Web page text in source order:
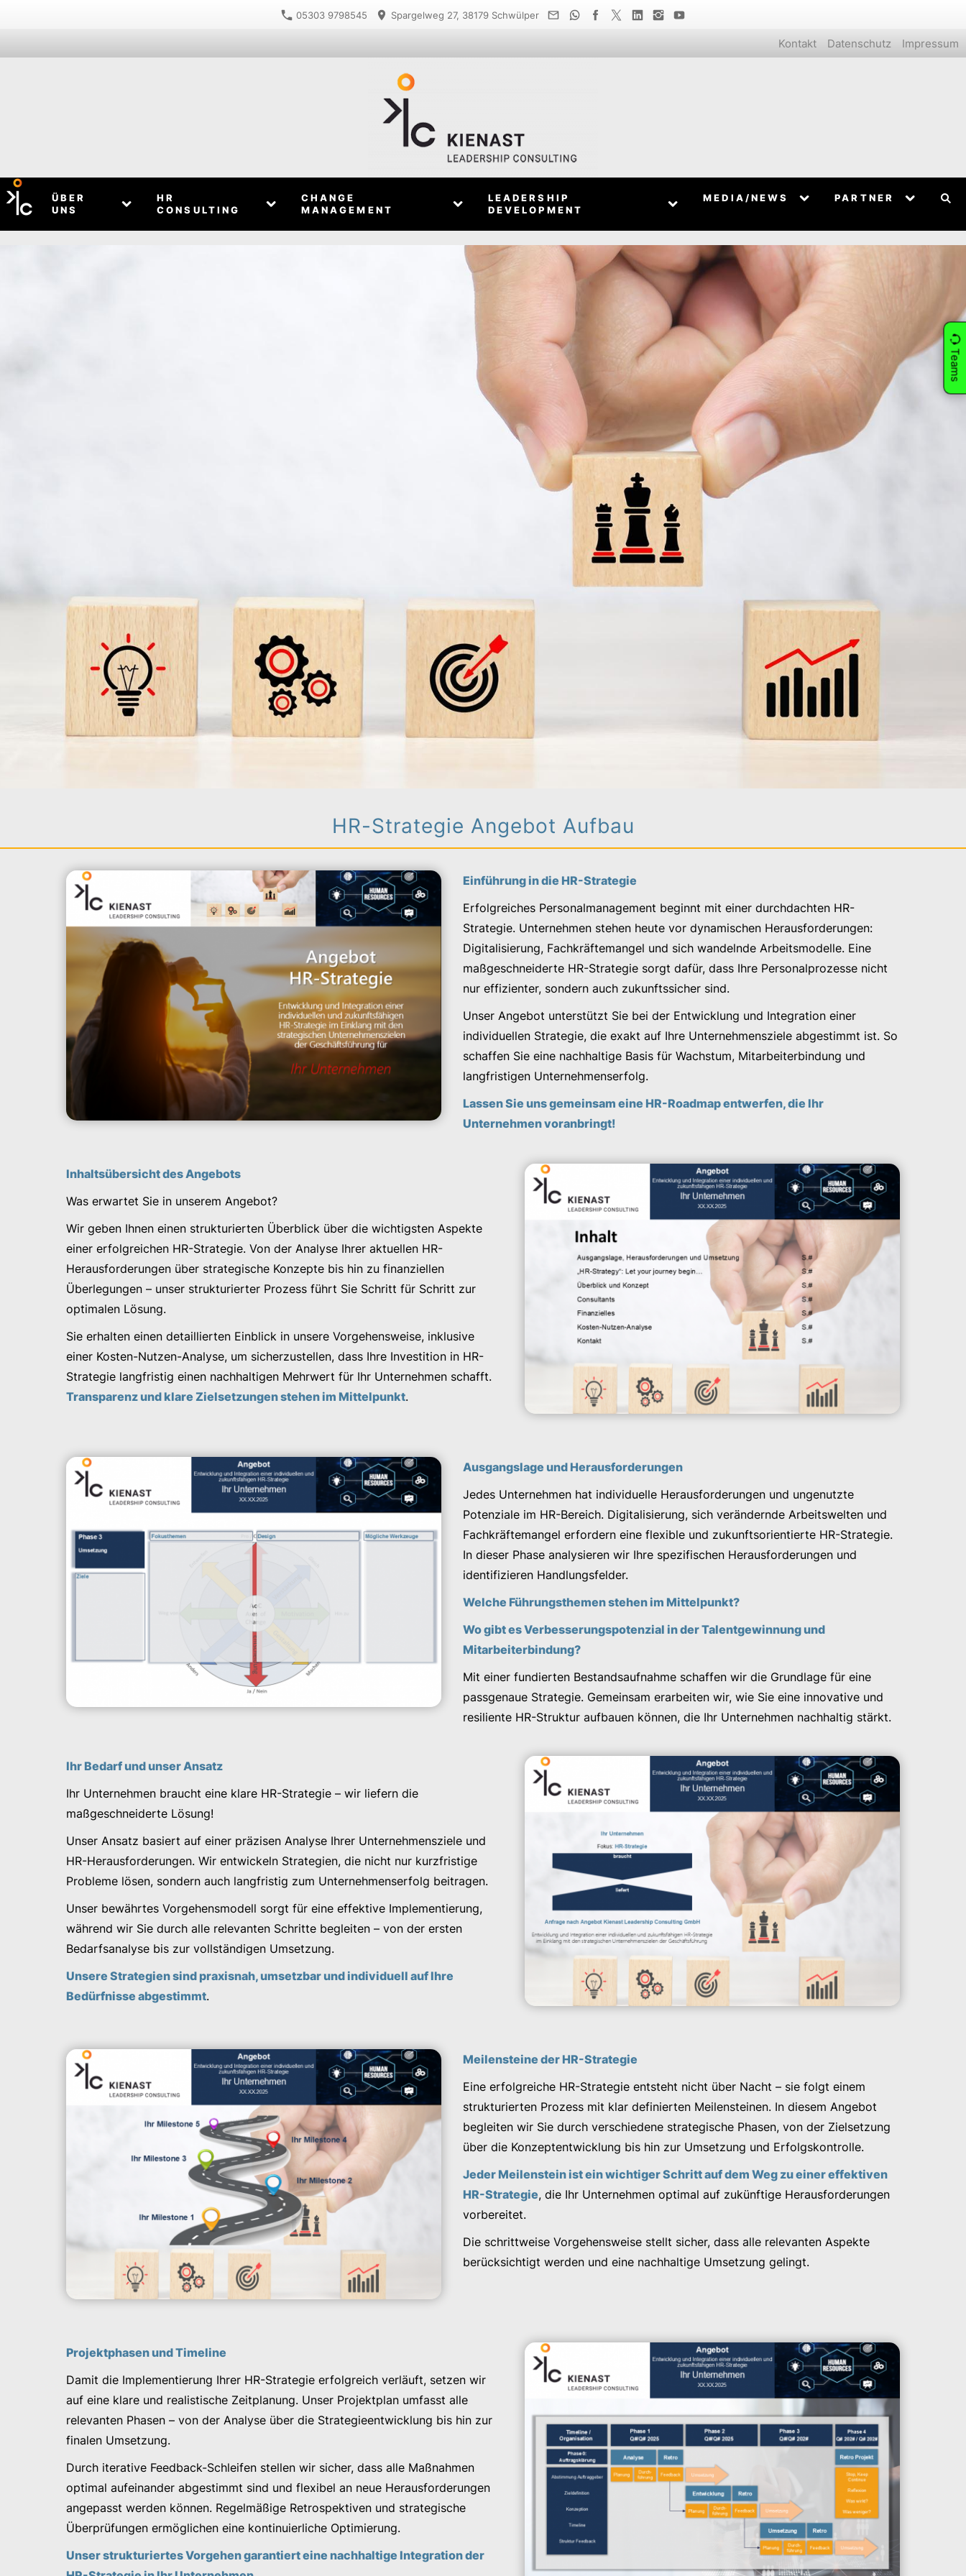
05303 9798545 Spargelweg 27, 38179 Schwülper
Kontakt Datenschutz Impressum
ÜBER
UNS
HR
CONSULTING
CHANGE
MANAGEMENT
LEADERSHIP
DEVELOPMENT
MEDIA/NEWS PARTNER
HR-Strategie Angebot Aufbau
Einführung in die HR-Strategie
Erfolgreiches Personalmanagement beginnt mit einer durchdachten HR-
Strategie. Unternehmen stehen heute vor dynamischen Herausforderungen:
Digitalisierung, Fachkräftemangel und sich wandelnde Arbeitsmodelle. Eine
maßgeschneiderte HR-Strategie sorgt dafür, dass Ihre Personalprozesse nicht
nur effizienter, sondern auch zukunftssicher sind.
Unser Angebot unterstützt Sie bei der Entwicklung und Integration einer
individuellen Strategie, die exakt auf Ihre Unternehmensziele abgestimmt ist. So
schaffen Sie eine nachhaltige Basis für Wachstum, Mitarbeiterbindung und
langfristigen Unternehmenserfolg.
Lassen Sie uns gemeinsam eine HR-Roadmap entwerfen, die Ihr
Unternehmen voranbringt!
Inhaltsübersicht des Angebots
Was erwartet Sie in unserem Angebot?
Wir geben Ihnen einen strukturierten Überblick über die wichtigsten Aspekte
einer erfolgreichen HR-Strategie. Von der Analyse Ihrer aktuellen HR-
Herausforderungen über strategische Konzepte bis hin zu finanziellen
Überlegungen – unser strukturierter Prozess führt Sie Schritt für Schritt zur
optimalen Lösung.
Sie erhalten einen detaillierten Einblick in unsere Vorgehensweise, inklusive
einer Kosten-Nutzen-Analyse, um sicherzustellen, dass Ihre Investition in HR-
Strategie langfristig einen nachhaltigen Mehrwert für Ihr Unternehmen schafft.
Transparenz und klare Zielsetzungen stehen im Mittelpunkt.
Ausgangslage und Herausforderungen
Jedes Unternehmen hat individuelle Herausforderungen und ungenutzte
Potenziale im HR-Bereich. Digitalisierung, sich verändernde Arbeitswelten und
Fachkräftemangel erfordern eine flexible und zukunftsorientierte HR-Strategie.
In dieser Phase analysieren wir Ihre spezifischen Herausforderungen und
identifizieren Handlungsfelder.
Welche Führungsthemen stehen im Mittelpunkt?
Wo gibt es Verbesserungspotenzial in der Talentgewinnung und
Mitarbeiterbindung?
Mit einer fundierten Bestandsaufnahme schaffen wir die Grundlage für eine
passgenaue Strategie. Gemeinsam erarbeiten wir, wie Sie eine innovative und
resiliente HR-Struktur aufbauen können, die Ihr Unternehmen nachhaltig stärkt.
Ihr Bedarf und unser Ansatz
Ihr Unternehmen braucht eine klare HR-Strategie – wir liefern die
maßgeschneiderte Lösung!
Unser Ansatz basiert auf einer präzisen Analyse Ihrer Unternehmensziele und
HR-Herausforderungen. Wir entwickeln Strategien, die nicht nur kurzfristige
Probleme lösen, sondern auch langfristig zum Unternehmenserfolg beitragen.
Unser bewährtes Vorgehensmodell sorgt für eine effektive Implementierung,
während wir Sie durch alle relevanten Schritte begleiten – von der ersten
Bedarfsanalyse bis zur vollständigen Umsetzung.
Unsere Strategien sind praxisnah, umsetzbar und individuell auf Ihre
Bedürfnisse abgestimmt.
Meilensteine der HR-Strategie
Eine erfolgreiche HR-Strategie entsteht nicht über Nacht – sie folgt einem
strukturierten Prozess mit klar definierten Meilensteinen. In diesem Angebot
begleiten wir Sie durch verschiedene strategische Phasen, von der Zielsetzung
über die Konzeptentwicklung bis hin zur Umsetzung und Erfolgskontrolle.
Jeder Meilenstein ist ein wichtiger Schritt auf dem Weg zu einer effektiven
HR-Strategie, die Ihr Unternehmen optimal auf zukünftige Herausforderungen
vorbereitet.
Die schrittweise Vorgehensweise stellt sicher, dass alle relevanten Aspekte
berücksichtigt werden und eine nachhaltige Umsetzung gelingt.
Projektphasen und Timeline
Damit die Implementierung Ihrer HR-Strategie erfolgreich verläuft, setzen wir
auf eine klare und realistische Zeitplanung. Unser Projektplan umfasst alle
relevanten Phasen – von der Analyse über die Strategieentwicklung bis hin zur
finalen Umsetzung.
Durch iterative Feedback-Schleifen stellen wir sicher, dass alle Maßnahmen
optimal aufeinander abgestimmt sind und flexibel an neue Herausforderungen
angepasst werden können. Regelmäßige Retrospektiven und strategische
Überprüfungen ermöglichen eine kontinuierliche Optimierung.
Unser strukturiertes Vorgehen garantiert eine nachhaltige Integration der
Teams